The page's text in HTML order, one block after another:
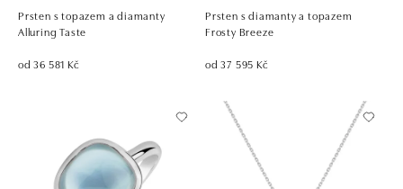
Prsten s topazem a diamanty
Alluring Taste
od 36 581 Kč
Prsten s diamanty a topazem
Frosty Breeze
od 37 595 Kč